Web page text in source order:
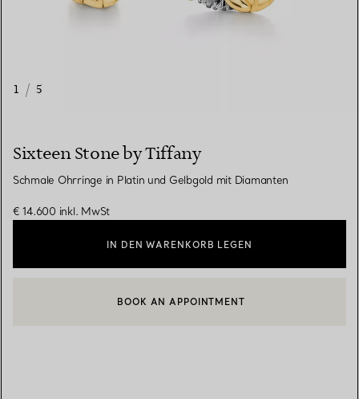
1 / 5
Sixteen Stone by Tiffany
Schmale Ohrringe in Platin und Gelbgold mit Diamanten
€ 14.600 inkl. MwSt
IN DEN WARENKORB LEGEN
EINEN KUNDENBERATER KONTAKTIEREN ODER EINEN
BOOK AN APPOINTMENT